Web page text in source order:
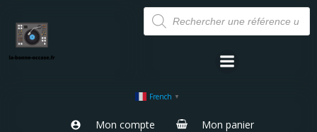
Aller
au
contenu
Recherche
de
produits
French ▼
Mon compte Mon panier